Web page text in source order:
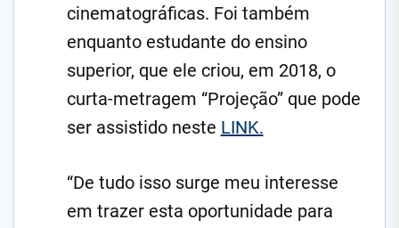
cinematográficas. Foi também
enquanto estudante do ensino
superior, que ele criou, em 2018, o
curta-metragem “Projeção” que pode
ser assistido neste LINK.
“De tudo isso surge meu interesse
em trazer esta oportunidade para